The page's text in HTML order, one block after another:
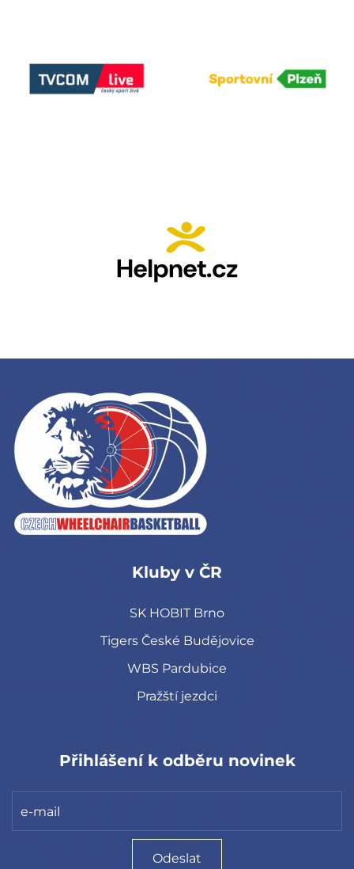
Kluby v ČR
SK HOBIT Brno
Tigers České Budějovice
WBS Pardubice
Pražští jezdci
Přihlášení k odběru novinek
Odeslat